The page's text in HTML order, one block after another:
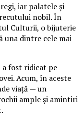
iar palatele și
nobil. În
Culturii, o bijuterie
una dintre cele mai
fost ridicat pe
Acum, în aceste
viață — un
ample și amintiri